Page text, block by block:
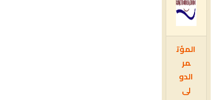
المؤت
مر
الدو
لى